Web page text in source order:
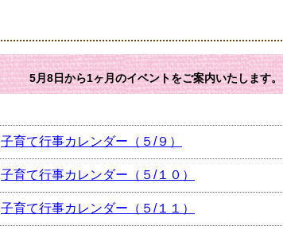
5月8日から1ヶ月のイベントをご案内いたします。
子育て行事カレンダー（５/９）
子育て行事カレンダー（５/１０）
子育て行事カレンダー（５/１１）